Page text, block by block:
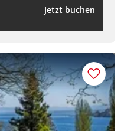
Jetzt buchen